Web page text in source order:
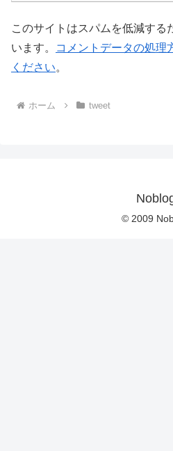
このサイトはスパムを低減する
います。
コメントデータの処理
ください。
ホーム tweet
© 2009